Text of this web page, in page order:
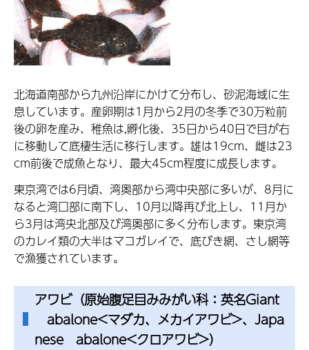
北海道南部から九州沿岸にかけて分布し、砂泥海域に生
息しています。産卵期は1月から2月の冬季で30万粒前
後の卵を産み、稚魚は,孵化後、35日から40日で目が右
に移動して底棲生活に移行します。雄は19cm、雌は23
cm前後で成魚となり、最大45cm程度に成長します。
東京湾では6月頃、湾奥部から湾中央部に多いが、8月に
なると湾口部に南下し、10月以降再び北上し、11月か
ら3月は湾央北部及び湾奥部に多く分布します。東京湾
のカレイ類の大半はマコガレイで、底びき網、さし網等
で漁獲されています。
アワビ（原始腹足目みみがい科：英名Giant
abalone<マダカ、メカイアワビ>、Japa
nese abalone<クロアワビ>）